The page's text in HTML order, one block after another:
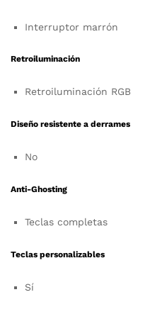
Interruptor marrón
Retroiluminación
Retroiluminación RGB
Diseño resistente a derrames
No
Anti-Ghosting
Teclas completas
Teclas personalizables
Sí